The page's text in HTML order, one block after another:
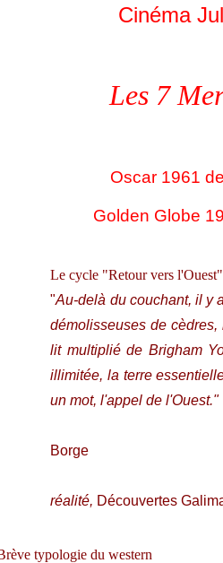
Cinéma
Les 7
Oscar 1961
Golden Globe
Le cycle "Retour vers l'Ouest"
"Au-delà du couchant, il y
démolisseuses de
lit multiplié de Brigham
illimitée, la terre
un mot, l'appel de l'Ouest."
Borge
[cité par
réalité, Découvertes
typologie du western